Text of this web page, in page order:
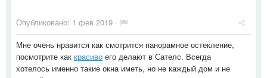
Опубликовано: 1 фев 2019 ·
Мне очень нравится как смотрится панорамное остекление,
посмотрите как красиво его делают в Сателс. Всегда
хотелось именно такие окна иметь, но не каждый дом и не